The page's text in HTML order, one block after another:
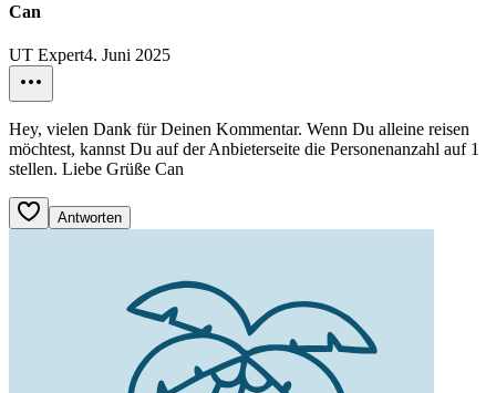
Can
UT Expert4. Juni 2025
Hey, vielen Dank für Deinen Kommentar. Wenn Du alleine reisen
möchtest, kannst Du auf der Anbieterseite die Personenanzahl auf 1
stellen. Liebe Grüße Can
Antworten